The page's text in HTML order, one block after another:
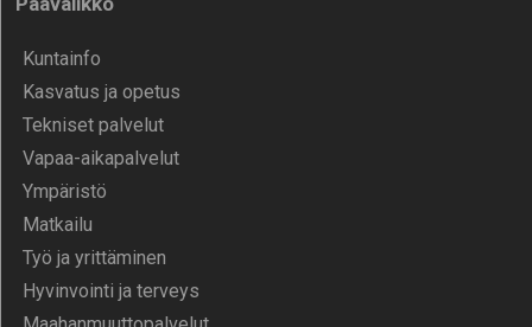
Kunta­info
Kasvatus ja opetus
Tekniset palvelut
Vapaa-aika­palvelut
Ympä­ristö
Mat­kailu
Työ ja yrittä­minen
Hyvinvointi ja terveys